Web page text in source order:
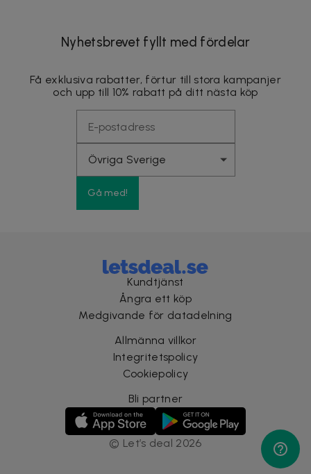
Nyhetsbrevet fyllt med fördelar
Få exklusiva rabatter, förtur till stora kampanjer
och upp till 10% rabatt på ditt nästa köp
Gå med!
Kundtjänst
Ångra ett köp
Medgivande för datadelning
Allmänna villkor
Integritetspolicy
Cookiepolicy
Bli partner
© Let’s deal 2026